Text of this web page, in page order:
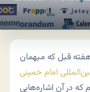
قبل که میهمان
امام خمینی
که در آن اشاره‌هایی